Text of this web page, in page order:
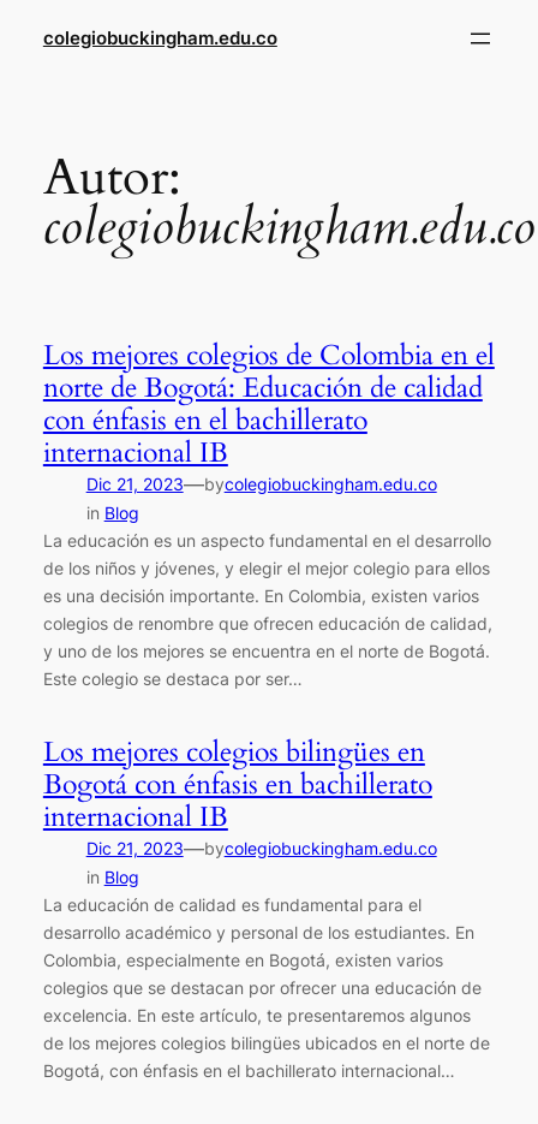
colegiobuckingham.edu.co
Autor:
colegiobuckingham.edu.co
Los mejores colegios de Colombia en el
norte de Bogotá: Educación de calidad
con énfasis en el bachillerato
internacional IB
Dic 21, 2023—bycolegiobuckingham.edu.co
in Blog
La educación es un aspecto fundamental en el desarrollo
de los niños y jóvenes, y elegir el mejor colegio para ellos
es una decisión importante. En Colombia, existen varios
colegios de renombre que ofrecen educación de calidad,
y uno de los mejores se encuentra en el norte de Bogotá.
Este colegio se destaca por ser…
Los mejores colegios bilingües en
Bogotá con énfasis en bachillerato
internacional IB
Dic 21, 2023—bycolegiobuckingham.edu.co
in Blog
La educación de calidad es fundamental para el
desarrollo académico y personal de los estudiantes. En
Colombia, especialmente en Bogotá, existen varios
colegios que se destacan por ofrecer una educación de
excelencia. En este artículo, te presentaremos algunos
de los mejores colegios bilingües ubicados en el norte de
Bogotá, con énfasis en el bachillerato internacional…